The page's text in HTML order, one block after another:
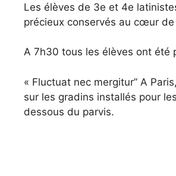
Les élèves de 3e et 4e
précieux conservés au cœur
A 7h30 tous les élèves ont été
« Fluctuat nec mergitur” A
sur les gradins installés pour
dessous du parvis.